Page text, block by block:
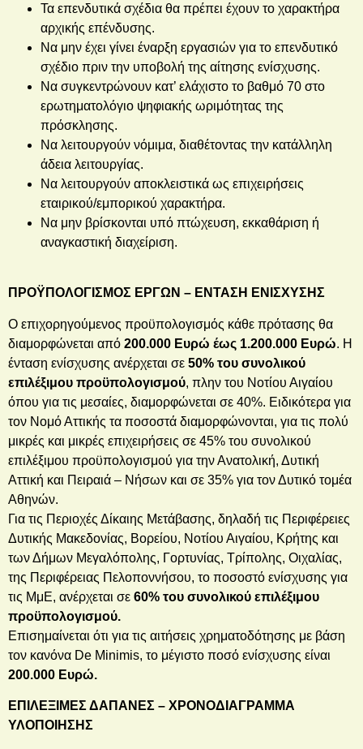
Τα επενδυτικά σχέδια θα πρέπει έχουν το χαρακτήρα
αρχικής επένδυσης.
Να μην έχει γίνει έναρξη εργασιών για το επενδυτικό
σχέδιο πριν την υποβολή της αίτησης ενίσχυσης.
Να συγκεντρώνουν κατ’ ελάχιστο το βαθμό 70 στο
ερωτηματολόγιο ψηφιακής ωριμότητας της
πρόσκλησης.
Να λειτουργούν νόμιμα, διαθέτοντας την κατάλληλη
άδεια λειτουργίας.
Να λειτουργούν αποκλειστικά ως επιχειρήσεις
εταιρικού/εμπορικού χαρακτήρα.
Να μην βρίσκονται υπό πτώχευση, εκκαθάριση ή
αναγκαστική διαχείριση.
ΠΡΟΫΠΟΛΟΓΙΣΜΟΣ ΕΡΓΩΝ – ΕΝΤΑΣΗ ΕΝΙΣΧΥΣΗΣ
Ο επιχορηγούμενος προϋπολογισμός κάθε πρότασης θα
διαμορφώνεται από 200.000 Ευρώ έως 1.200.000 Ευρώ. Η
ένταση ενίσχυσης ανέρχεται σε 50% του συνολικού
επιλέξιμου προϋπολογισμού, πλην του Νοτίου Αιγαίου
όπου για τις μεσαίες, διαμορφώνεται σε 40%. Ειδικότερα για
τον Νομό Αττικής τα ποσοστά διαμορφώνονται, για τις πολύ
μικρές και μικρές επιχειρήσεις σε 45% του συνολικού
επιλέξιμου προϋπολογισμού για την Ανατολική, Δυτική
Αττική και Πειραιά – Νήσων και σε 35% για τον Δυτικό τομέα
Αθηνών.
Για τις Περιοχές Δίκαιης Μετάβασης, δηλαδή τις Περιφέρειες
Δυτικής Μακεδονίας, Βορείου, Νοτίου Αιγαίου, Κρήτης και
των Δήμων Μεγαλόπολης, Γορτυνίας, Τρίπολης, Οιχαλίας,
της Περιφέρειας Πελοποννήσου, το ποσοστό ενίσχυσης για
τις ΜμΕ, ανέρχεται σε 60% του συνολικού επιλέξιμου
προϋπολογισμού.
Επισημαίνεται ότι για τις αιτήσεις χρηματοδότησης με βάση
τον κανόνα De Minimis, το μέγιστο ποσό ενίσχυσης είναι
200.000 Ευρώ.
ΕΠΙΛΕΞΙΜΕΣ ΔΑΠΑΝΕΣ – ΧΡΟΝΟΔΙΑΓΡΑΜΜΑ
ΥΛΟΠΟΙΗΣΗΣ